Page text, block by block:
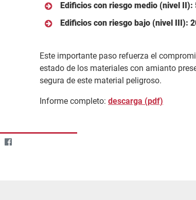
Edificios con riesgo medio (nivel II):
Edificios con riesgo bajo (nivel III):
Este importante paso refuerza el
estado de los materiales con amianto
segura de este material peligroso.
Informe completo: descarga (pdf)